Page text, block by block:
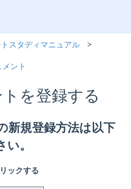
スタディマニュアル
メント
を登録する
新規登録方法は以下
。
ックする